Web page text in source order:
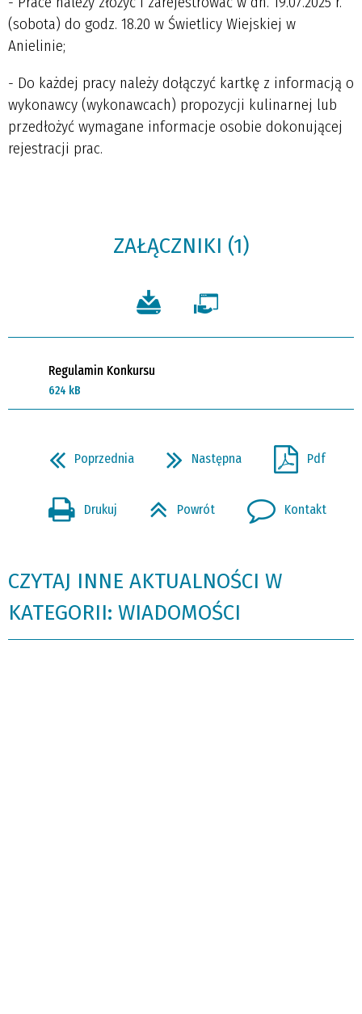
(sobota) do godz. 18.20 w Świetlicy Wiejskiej w
Anielinie;
- Do każdej pracy należy dołączyć kartkę z informacją o
wykonawcy (wykonawcach) propozycji kulinarnej lub
przedłożyć wymagane informacje osobie dokonującej
rejestracji prac.
ZAŁĄCZNIKI (1)
Regulamin Konkursu
624 kB
Poprzednia Następna Pdf
Drukuj Powrót Kontakt
CZYTAJ INNE AKTUALNOŚCI W
KATEGORII: WIADOMOŚCI